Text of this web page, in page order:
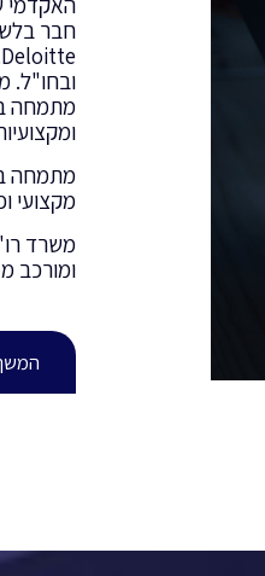
חבר
ובחו"ל.​
מתמחה
מתמחה
מקצועי
ומורכב מ-4 חטיבות מעל 20 שנות